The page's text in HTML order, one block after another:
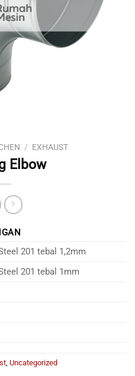
/ EXHAUST
Elbow
201 tebal 1,2mm
201 tebal 1mm
, Uncategorized